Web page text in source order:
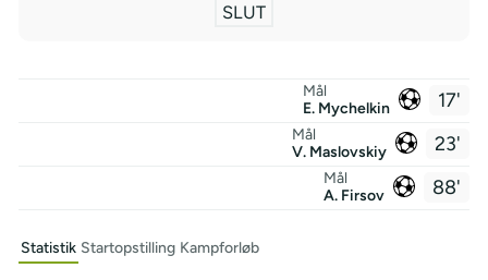
SLUT
17'
Mål
E. Mychelkin
23'
Mål
V. Maslovskiy
88'
Mål
A. Firsov
Statistik Startopstilling Kampforløb